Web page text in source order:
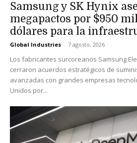
Samsung y SK Hynix
megapactos por $950
dólares para la
Global Industries - 7 agosto, 2026
Los fabricantes surcoreanos Samsung
cerraron acuerdos estratégicos de
avanzadas con grandes empresas
Unidos por...